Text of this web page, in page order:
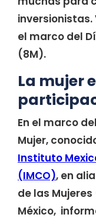
el marco del
(8M).
La mujer
En el marco
Mujer,
Instituto
(IMCO), en
de las Mujeres
México,